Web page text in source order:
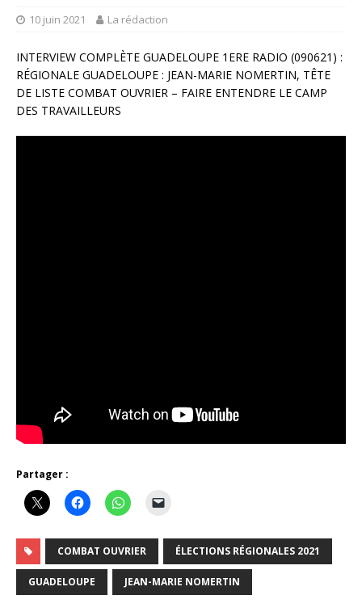
10 juin 2021 La rédaction
INTERVIEW COMPLÈTE GUADELOUPE 1ERE RADIO (090621) :
RÉGIONALE GUADELOUPE : JEAN-MARIE NOMERTIN, TÊTE
DE LISTE COMBAT OUVRIER – FAIRE ENTENDRE LE CAMP
DES TRAVAILLEURS
Partager :
COMBAT OUVRIER ÉLECTIONS RÉGIONALES 2021
GUADELOUPE JEAN-MARIE NOMERTIN